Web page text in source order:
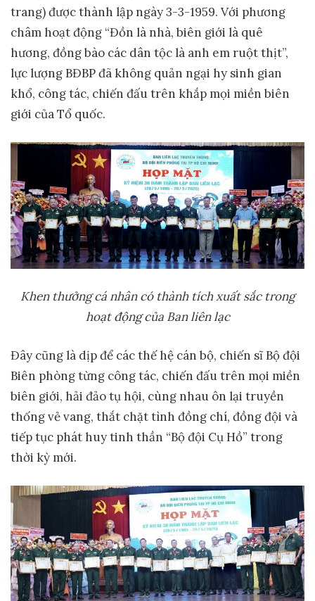
trang) được thành lập ngày 3-3-1959. Với phương
châm hoạt động “Đồn là nhà, biên giới là quê
hương, đồng bào các dân tộc là anh em ruột thịt”,
lực lượng BĐBP đã không quản ngại hy sinh gian
khổ, công tác, chiến đấu trên khắp mọi miền biên
giới của Tổ quốc.
Khen thưởng cá nhân có thành tích xuất sắc trong
hoạt động của Ban liên lạc
Đây cũng là dịp để các thế hệ cán bộ, chiến sĩ Bộ đội
Biên phòng từng công tác, chiến đấu trên mọi miền
biên giới, hải đảo tụ hội, cùng nhau ôn lại truyền
thống vẻ vang, thắt chặt tình đồng chí, đồng đội và
tiếp tục phát huy tinh thần “Bộ đội Cụ Hồ” trong
thời kỳ mới.